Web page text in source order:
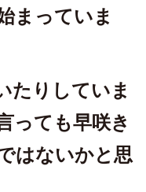
まっていま
たりしていま
っても早咲き
はないかと思